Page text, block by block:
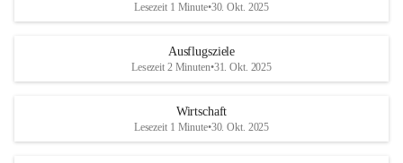
Lesezeit 1 Minute•30. Okt. 2025
Ausflugsziele
Lesezeit 2 Minuten•31. Okt. 2025
Wirtschaft
Lesezeit 1 Minute•30. Okt. 2025